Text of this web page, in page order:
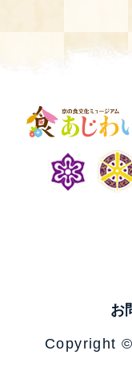
お
Copyright